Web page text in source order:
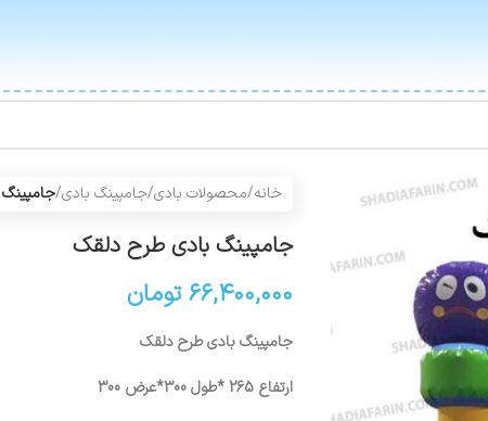
خانه/محصولات بادی/جامپینگ بادی/
جامپینگ بادی طرح دلقک
۶۶,۴۰۰,۰۰۰ تومان
جامپینگ بادی طرح دلقک
ارتفاع 265 *طول 300*عرض 300